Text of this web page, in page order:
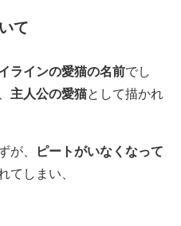
いて
ラインの愛猫の名前でし
主人公の愛猫として描かれ
が、
ピートがいなくなって
てしまい、